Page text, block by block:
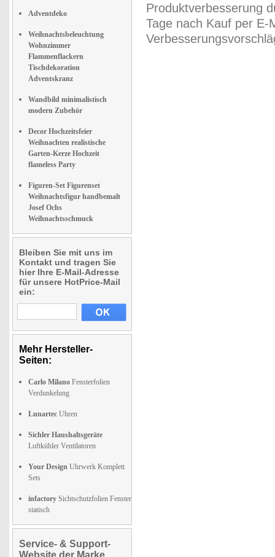
Adventdeko
Weihnachtsbeleuchtung
Wohnzimmer
Flammenflackern
Tischdekoration
Adventskranz
Wandbild minimalistisch
modern Zubehör
Decor Hochzeitsfeier
Weihnachten realistische
Garten-Kerze Hochzeit
flameless Party
Figuren-Set Figurenset
Weihnachtsfigur handbemalt
Josef Ochs
Weihnachtsschmuck
Bleiben Sie mit uns im
Kontakt und tragen Sie
hier Ihre E-Mail-Adresse
für unsere HotPrice-Mail
ein:
Mehr Hersteller-
Seiten:
Carlo Milano Fensterfolien
Verdunkelung
Lunartec Uhren
Sichler Haushaltsgeräte
Luftkühler Ventilatoren
Your Design Uhrwerk Komplett
Sets
infactory Sichtschutzfolien Fenster
statisch
Service- & Support-
Website der Marke
Produktverbesserung
Tage nach Kauf per E-